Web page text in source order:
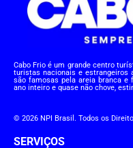
Cabo Frio é um grande centro
turistas nacionais e estrangeiros
são famosas pela areia branca
ano inteiro e quase não chove,
© 2026 NPI Brasil. Todos os
SERVIÇOS